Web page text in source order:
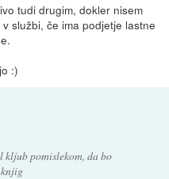
tudi drugim, dokler nisem
službi, če ima podjetje lastne
:)
pomislekom, da bo